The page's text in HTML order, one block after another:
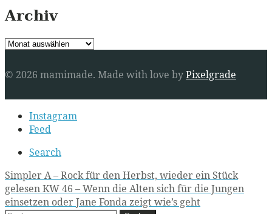
Archiv
Archiv
© 2026 mamimade. Made with love byPixelgrade
Secondary
navigationInstagram
Feed
Search
Post
navigation
Simpler A – Rock für den Herbst, wieder ein Stück
gelesen KW 46 – Wenn die Alten sich für die Jungen
einsetzen oder Jane Fonda zeigt wie’s geht